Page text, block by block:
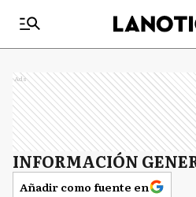
Ads
INFORMACIÓN
Añadir como fuente en